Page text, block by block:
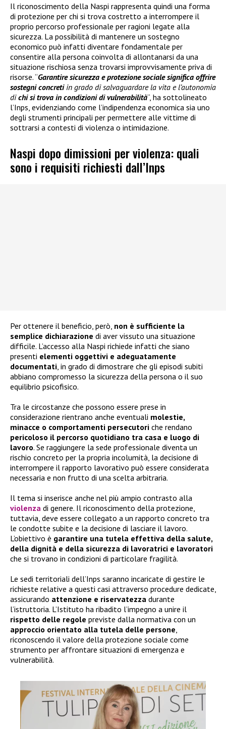
Il riconoscimento della Naspi rappresenta quindi una forma
di protezione per chi si trova costretto a interrompere il
proprio percorso professionale per ragioni legate alla
sicurezza. La possibilità di mantenere un sostegno
economico può infatti diventare fondamentale per
consentire alla persona coinvolta di allontanarsi da una
situazione rischiosa senza trovarsi improvvisamente priva di
risorse. “Garantire sicurezza e protezione sociale significa offrire
sostegni concretiin grado di salvaguardare la vita e l’autonomia
dichi si trova in condizioni di vulnerabilità“, ha sottolineato
l’Inps, evidenziando come l’indipendenza economica sia uno
degli strumenti principali per permettere alle vittime di
sottrarsi a contesti di violenza o intimidazione.
Naspi dopo dimissioni per violenza: quali
sono i requisiti richiesti dall’Inps
Per ottenere il beneficio, però, non è sufficiente la
semplice dichiarazione di aver vissuto una situazione
difficile. L’accesso alla Naspi richiede infatti che siano
presenti elementi oggettivi e adeguatamente
documentati, in grado di dimostrare che gli episodi subiti
abbiano compromesso la sicurezza della persona o il suo
equilibrio psicofisico.
Tra le circostanze che possono essere prese in
considerazione rientrano anche eventuali molestie,
minacce o comportamenti persecutori che rendano
pericoloso il percorso quotidiano tra casa e luogo di
lavoro. Se raggiungere la sede professionale diventa un
rischio concreto per la propria incolumità, la decisione di
interrompere il rapporto lavorativo può essere considerata
necessaria e non frutto di una scelta arbitraria.
Il tema si inserisce anche nel più ampio contrasto alla
violenza di genere. Il riconoscimento della protezione,
tuttavia, deve essere collegato a un rapporto concreto tra
le condotte subite e la decisione di lasciare il lavoro.
L’obiettivo è garantire una tutela effettiva della salute,
della dignità e della sicurezza di lavoratrici e lavoratori
che si trovano in condizioni di particolare fragilità.
Le sedi territoriali dell’Inps saranno incaricate di gestire le
richieste relative a questi casi attraverso procedure dedicate,
assicurando attenzione e riservatezza durante
l’istruttoria. L’Istituto ha ribadito l’impegno a unire il
rispetto delle regole previste dalla normativa con un
approccio orientato alla tutela delle persone,
riconoscendo il valore della protezione sociale come
strumento per affrontare situazioni di emergenza e
vulnerabilità.